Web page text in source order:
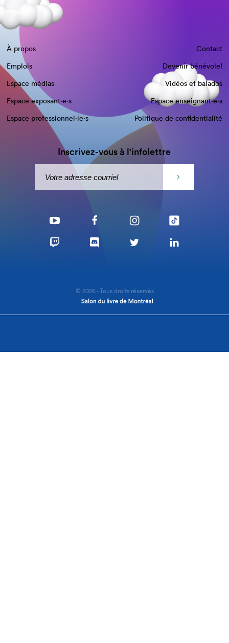
À propos
Contact
Emplois
Devenir bénévole!
Espace médias
Vidéos et balados
Espace exposant·e⋅s
Espace enseignant·e⋅s
Espace professionnel·le⋅s
Politique de confidentialité
Inscrivez-vous à l'infolettre
© 2026 - Tous droits réservés